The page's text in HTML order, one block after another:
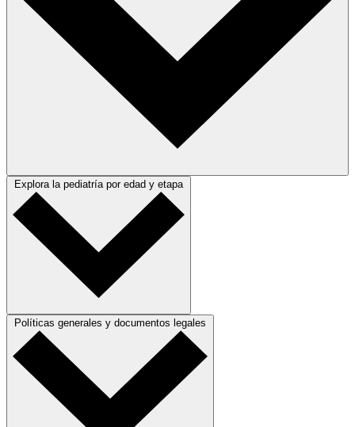
Explora la pediatría por edad y etapa
Políticas generales y documentos legales